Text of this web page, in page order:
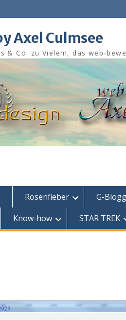
Axel Culmsee
& Co. zu Vielem, das web-
Rosenfieber G-
Know-how STAR TREK